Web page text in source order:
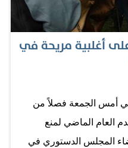
الإمارات هي نتاج جهود
صاحب السمو الشيخ
«حفظه الله» وهو يقود
أعلى مراتب التقدم
قصر البحر - المشاركين
الذي تنظمه جمعية
إيرباص». المصدر: الخليج
أغلبية مريحة في
أمس الجمعة فصلاً من
العام الماضي لمنع
المجلس الدستوري في